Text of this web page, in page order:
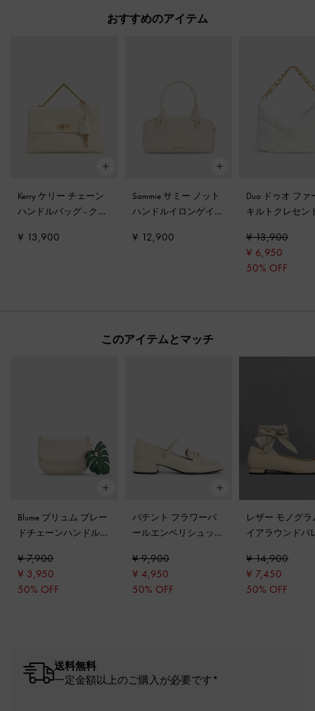
おすすめのアイテム
Kerry ケリー チェーン
ハンドルバッグ- クリ
¥ 13,900
Sammie サミー ノット
ハンドルイロンゲイテ
ム
¥ 12,900
Duo ドゥオ ファ
キルトクレセン
¥ 13,900
¥ 6,950
50% OFF
このアイテムとマッチ
Blume ブリュム ブレー
ドチェーンハンドルウ
¥ 7,900
¥ 3,950
50% OFF
パテント フラワーパ
ールエンベリシュッド
ァー - チョーク
¥ 9,900
¥ 4,950
50% OFF
レザー モノグラ
イアラウンドバ
¥ 14,900
¥ 7,450
50% OFF
送料無料
一定金額以上のご購入が必要です*